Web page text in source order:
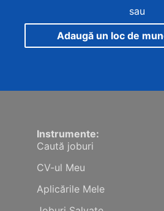
sau
Adaugă un loc de
Instrumente:
Caută joburi
CV-ul Meu
Aplicările Mele